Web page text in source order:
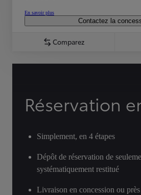
En savoir plus
Contactez la
Comparez
Réservation
Simplement, en 4 étapes
Dépôt de réservation de
systématiquement restitué
Livraison en concession ou